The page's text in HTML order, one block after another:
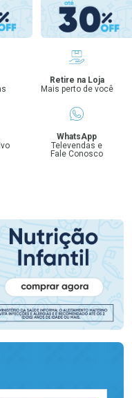
Retire na Loja
Mais perto de você
WhatsApp
Televendas e
Fale Conosco